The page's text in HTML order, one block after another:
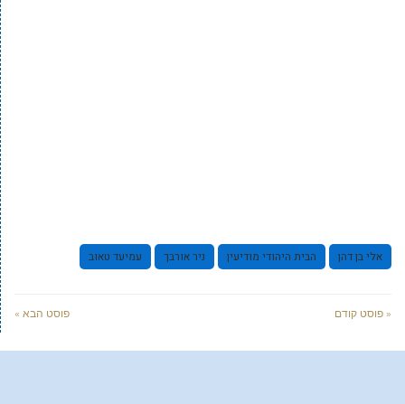
אלי בן דהן הבית היהודי מודיעין ניר אורבך עמיעד טאוב
« פוסט קודם פוסט הבא »